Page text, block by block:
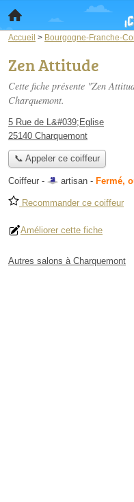
Accueil > Bourgogne-Franche-
Zen Attitude
Cette fiche présente "Zen
Charquemont.
5 Rue de L&#039;Eglise
25140 Charquemont
📞 Appeler ce coiffeur
Coiffeur - artisan - Fermé,
Recommander ce coiffeur
Améliorer cette fiche
Autres salons à Charquemont